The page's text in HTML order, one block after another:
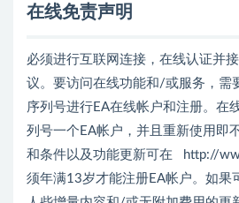
在线免责声明
必须进行互联网连接，在线认证并
议。要访问在线功能和/或服务，需
序列号进行EA在线帐户和注册。在
列号一个EA帐户，并且重新使用即
和条件以及功能更新可在
http://
须年满13岁才能注册EA帐户。如果